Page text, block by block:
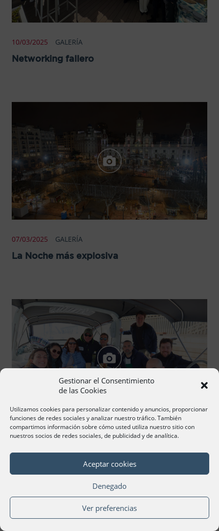
Gestionar el Consentimiento
de las Cookies
Utilizamos cookies para personalizar contenido y anuncios, proporcionar
funciones de redes sociales y analizar nuestro tráfico. También
compartimos información sobre cómo usted utiliza nuestro sitio con
nuestros socios de redes sociales, de publicidad y de analítica.
Aceptar cookies
Denegado
Ver preferencias
10/03/2025 GALERÍA
Networking fallero
07/03/2025 GALERÍA
La Noche más explosiva
28/02/2025 GALERÍA
Brunch en el mar